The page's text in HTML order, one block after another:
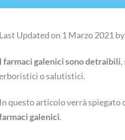
Last Updated on 1 Marzo 2021 by
I farmaci galenici sono detraibili,
o salutistici.
In questo articolo verrà spiegato
galenici.